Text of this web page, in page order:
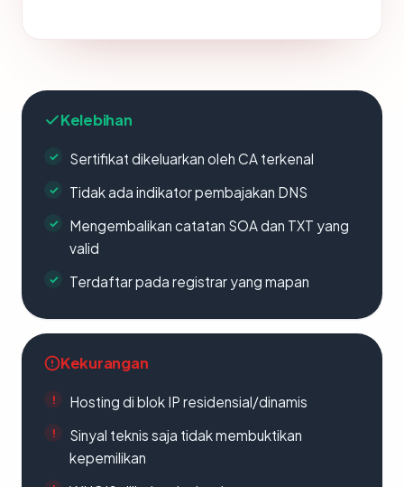
Kelebihan
Sertifikat dikeluarkan oleh CA terkenal
Tidak ada indikator pembajakan DNS
Mengembalikan catatan SOA dan TXT yang
valid
Terdaftar pada registrar yang mapan
Kekurangan
Hosting di blok IP residensial/dinamis
Sinyal teknis saja tidak membuktikan
kepemilikan